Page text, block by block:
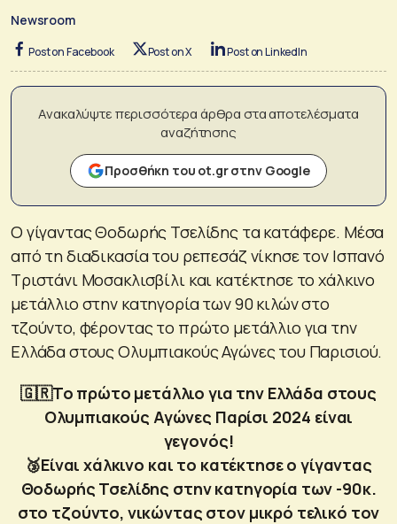
Newsroom
Post on Facebook Post on X Post on LinkedIn
Ανακαλύψτε περισσότερα άρθρα στα αποτελέσματα
αναζήτησης
Προσθήκη του ot.gr στην Google
Ο γίγαντας Θοδωρής Τσελίδης τα κατάφερε. Μέσα
από τη διαδικασία του ρεπεσάζ νίκησε τον Ισπανό
Τριστάνι Μοσακλισβίλι και κατέκτησε το χάλκινο
μετάλλιο στην κατηγορία των 90 κιλών στο
τζούντο, φέροντας το πρώτο μετάλλιο για την
Ελλάδα στους Ολυμπιακούς Αγώνες του Παρισιού.
🇬🇷To πρώτο μετάλλιο για την Ελλάδα στους
Ολυμπιακούς Αγώνες Παρίσι 2024 είναι
γεγονός!
🥉Είναι χάλκινο και το κατέκτησε ο γίγαντας
Θοδωρής Τσελίδης στην κατηγορία των -90κ.
στο τζούντο, νικώντας στον μικρό τελικό τον